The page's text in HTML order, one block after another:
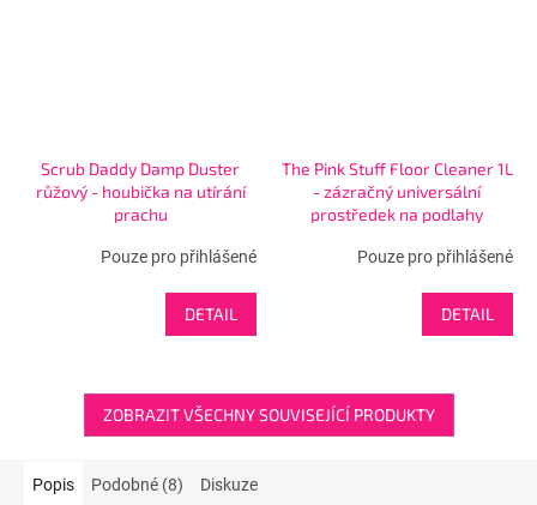
Scrub Daddy Damp Duster
růžový - houbička na utírání
prachu
Pouze pro přihlášené
DETAIL
The Pink Stuff Floor Cleaner 1L
- zázračný universální
prostředek na podlahy
Pouze pro přihlášené
DETAIL
ZOBRAZIT VŠECHNY SOUVISEJÍCÍ PRODUKTY
Popis Podobné (8) Diskuze